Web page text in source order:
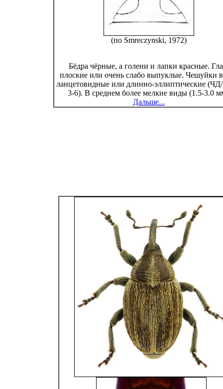
(по Smreczynski, 1972)
Бёдра чёрные, а голени и лапки красные.
плоские или очень слабо выпуклые. Чешуйки
ланцетовидные или длинно-эллиптические
3-6). В среднем более мелкие виды (1.5-3.0
Дальше...